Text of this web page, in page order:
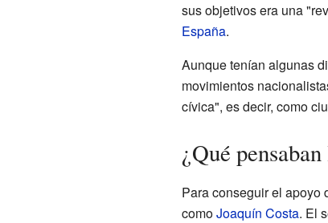
sus objetivos era una
España.
Aunque tenían algunas
movimientos
cívica", es decir, como
¿Qué
Para conseguir el apoyo
comoJoaquín Costa. El